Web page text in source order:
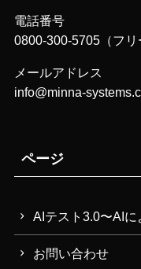
電話番号
0800-300-5705（フリ
メールアドレス
info@minna-
ページ
AIテスト3.0〜AI
お問い合わせ